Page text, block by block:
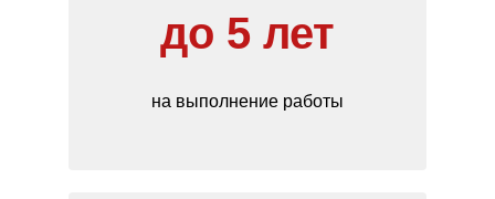
до 5 лет
на выполнение работы